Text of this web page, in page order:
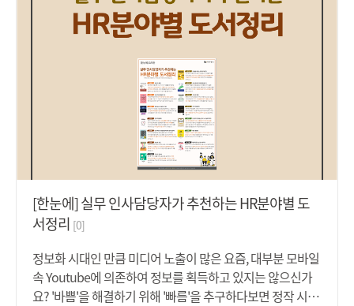
산정, 대체공휴일 등에 대한 변화가 바로 그것입니다. 내년인
2022년 노동법에는 어떠한 노동법이 근로자들에게 적용될
공서 공휴일이 전면 적용되며, 30인 미만 사업장에서는 특정
조건이 성립하는 경우 특별연장근로가 가능해집니다. 또한
최저시급도 올해 2021년보다 인상되며, 중대재해처벌법이
적용되기 시작합니다. 최저시급이 인상된다는 것은 연쇄적
으로 다른 여러 수당들도 인상될뿐만 아니라 식대와 상여금
최저임금 미산입 비율도 변경되므로, 근로감독에 대비한 최
저임금 위반 여부도 꼭 확인해야 합니다.벌써부터 꼼꼼하게
챙겨봐야 할 사항이 한 두 개가 아닌 노동법 이슈! 2021년 변
화된 노동법과 2022년 변화할 노동법 이슈들을 [한눈에] 담
아보았습니다. 인사담당자라면 알아야 할 노동법 이슈! 아래
'첨부파일'을 통해 확인해보세요.
[한눈에] 실무 인사담당자가 추천하는 HR분야별 도
서정리 [0]
정보화 시대인 만큼 미디어 노출이 많은 요즘, 대부분 모바일
속 Youtube에 의존하여 정보를 획득하고 있지는 않으신가
요? '바쁨'을 해결하기 위해 '빠름'을 추구하다보면 정작 시간